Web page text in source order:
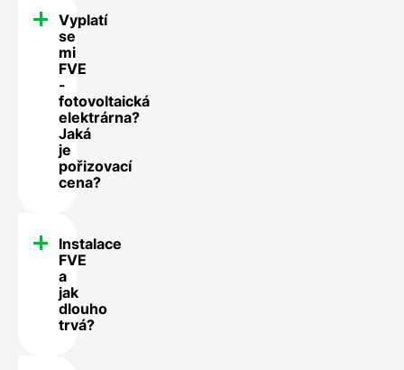
Vyplatí
se
mi
FVE
-
fotovoltaická
elektrárna?
Jaká
je
pořizovací
cena?
Instalace
FVE
a
jak
dlouho
trvá?